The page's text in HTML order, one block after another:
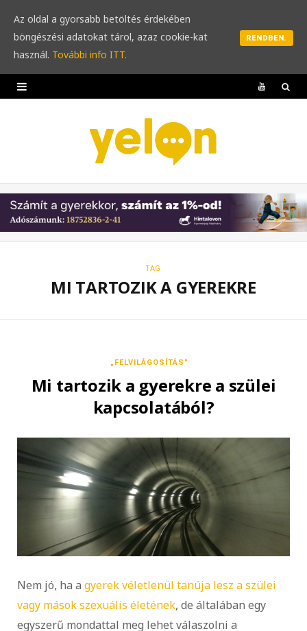
Y
u
b
e
TAG
MI TARTOZIK A GYEREKRE
„FELVILÁGOSÍTÁS”
Mi tartozik a gyerekre a szülei
kapcsolatából?
Nem jó, ha a gyerek véletlenül tanúja lesz a szülei
vagy mások szexuális életének, de általában egy
egyszerű mondattal meg lehet válaszolni a
Az oldal a gyorsabb betöltés érdekében
böngészési adatokat tárol, azaz cookie-kat
használ. További info ITT.
RENDBEN.